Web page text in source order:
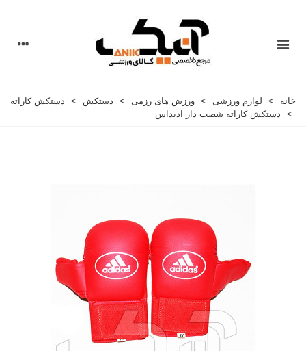
خانه > لوازم ورزشی > ورزش های رزمی > دستکش >
دستکش کاراته
>
دستکش کاراته شصت دار آدیداس